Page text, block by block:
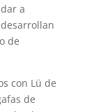
a
de
con Lü de
de